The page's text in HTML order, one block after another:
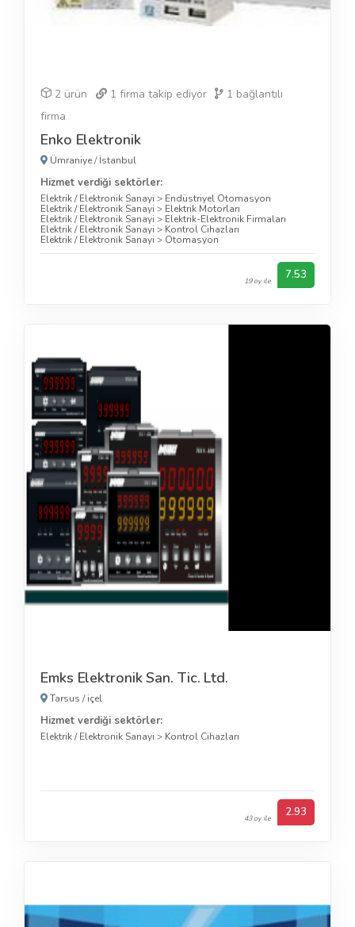
2 ürün 1 firma takip ediyor 1 bağlantılı
firma
Enko Elektronik
Ümraniye/İstanbul
Hizmet verdiği sektörler:
Elektrik / Elektronik Sanayi > Endüstriyel Otomasyon
Elektrik / Elektronik Sanayi > Elektrik Motorları
Elektrik / Elektronik Sanayi > Elektrik-Elektronik Firmaları
Elektrik / Elektronik Sanayi > Kontrol Cihazları
Elektrik / Elektronik Sanayi > Otomasyon
19 oy ile 7.53
Emks Elektronik San. Tic. Ltd.
Tarsus /içel
Hizmet verdiği sektörler:
Elektrik / Elektronik Sanayi > Kontrol Cihazları
43 oy ile 2.93